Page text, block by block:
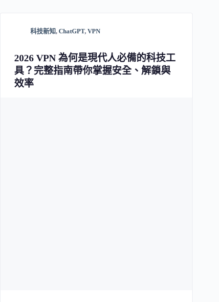
科技新知, ChatGPT, VPN
2026 VPN 為何是現代人必備的科技工
具？完整指南帶你掌握安全、解鎖與
效率